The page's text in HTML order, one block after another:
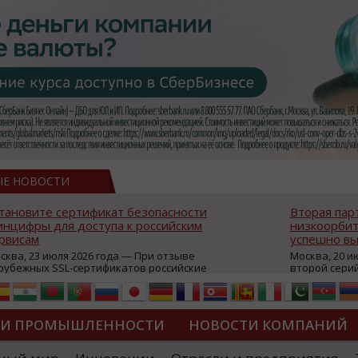
НОВОСТИ
сертификат безопасности
для доступа к российским
23 июля 2026 года — При отзыве
SSL-сертификатов российские
могут некорректно открываться в
браузерах (Google Chrome,
Edge и др.), а соединение с сервисами
ресурсы уже сообщили о
недоступности и ошибках при
из-за отзывов сертификатов
Вторая
успешно
Москва, 20
второй
аппаратов,
масштабной
интернет с
из
«Экономика
ПРОМЫШЛЕННОСТИ НОВОСТИ КОМПАНИЙ